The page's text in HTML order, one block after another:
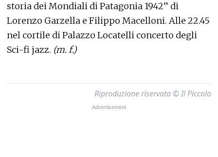
storia dei Mondiali di Patagonia 1942” di
Lorenzo Garzella e Filippo Macelloni. Alle 22.45
nel cortile di Palazzo Locatelli concerto degli
Sci-fi jazz. (m. f.)
Riproduzione riservata © Il Piccolo